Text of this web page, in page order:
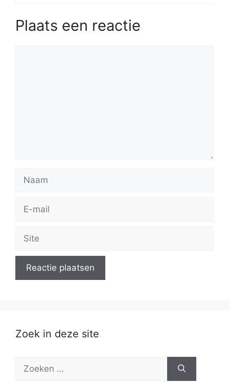
Plaats een reactie
mail
Zoek in deze site
naar: